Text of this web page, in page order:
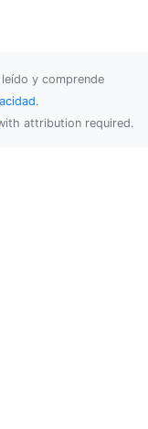
y comprende
.
attribution required.